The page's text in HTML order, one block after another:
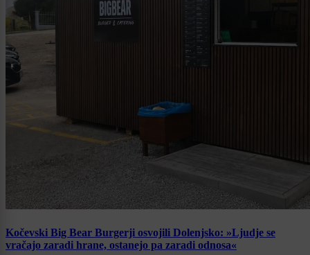
Kočevski Big Bear Burgerji osvojili Dolenjsko: »Ljudje se
vračajo zaradi hrane, ostanejo pa zaradi odnosa«